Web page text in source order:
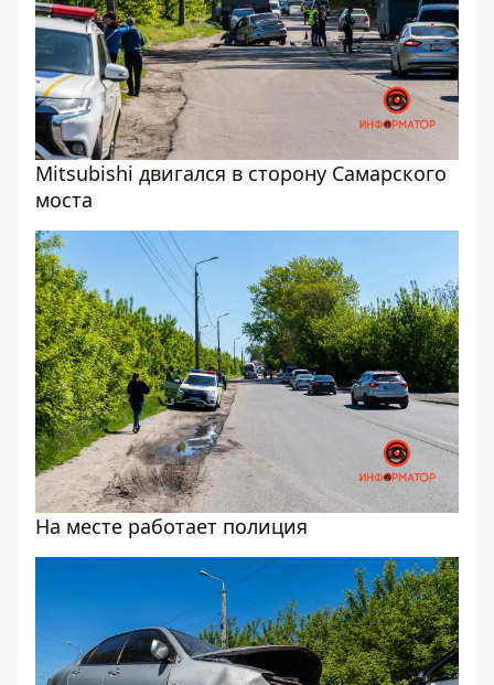
Mitsubishi двигался в сторону Самарского
моста
На месте работает полиция